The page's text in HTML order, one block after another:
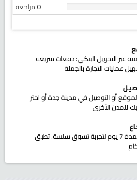
0 مراجعة
عبر التحويل البنكي: دفعات سريعة
عمليات التجارة بالجملة
أو التوصيل في مدينة جدة أو اختر
للمدن الأخرى
سياسة إرجاع لمدة 7 يوم لتجربة تسوق سلسة. تطبق